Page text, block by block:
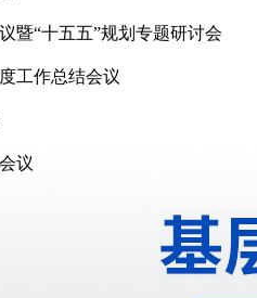
暨“十五五”规划专题研讨会
工作总结会议
议